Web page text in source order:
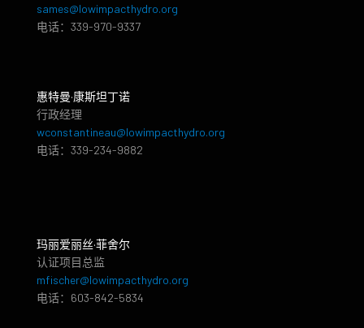
sames@lowimpacthydro.org
电话：339-970-9337
惠特曼·康斯坦丁诺
行政经理
wconstantineau@lowimpacthydro.org
电话：339-234-9882
玛丽爱丽丝·菲舍尔
认证项目总监
mfischer@lowimpacthydro.org
电话：603-842-5834